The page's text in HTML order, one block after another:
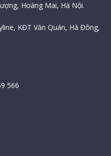
Hoàng Mai, Hà Nội.
KĐT Văn Quán, Hà Đông,
566